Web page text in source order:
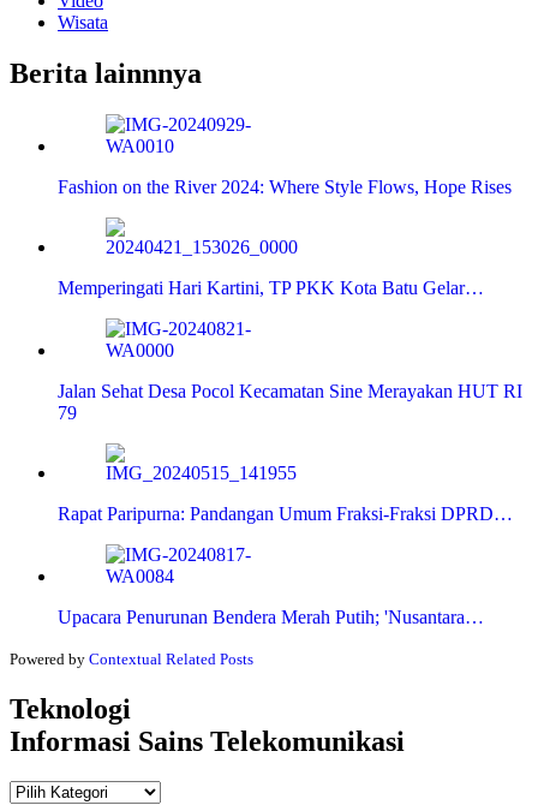
Wisata
Berita lainnnya
Fashion on the River 2024: Where Style Flows, Hope Rises
Memperingati Hari Kartini, TP PKK Kota Batu Gelar…
Jalan Sehat Desa Pocol Kecamatan Sine Merayakan HUT RI
79
Rapat Paripurna: Pandangan Umum Fraksi-Fraksi DPRD…
Upacara Penurunan Bendera Merah Putih; 'Nusantara…
Powered by Contextual Related Posts
Teknologi
Informasi Sains Telekomunikasi
Teknologi